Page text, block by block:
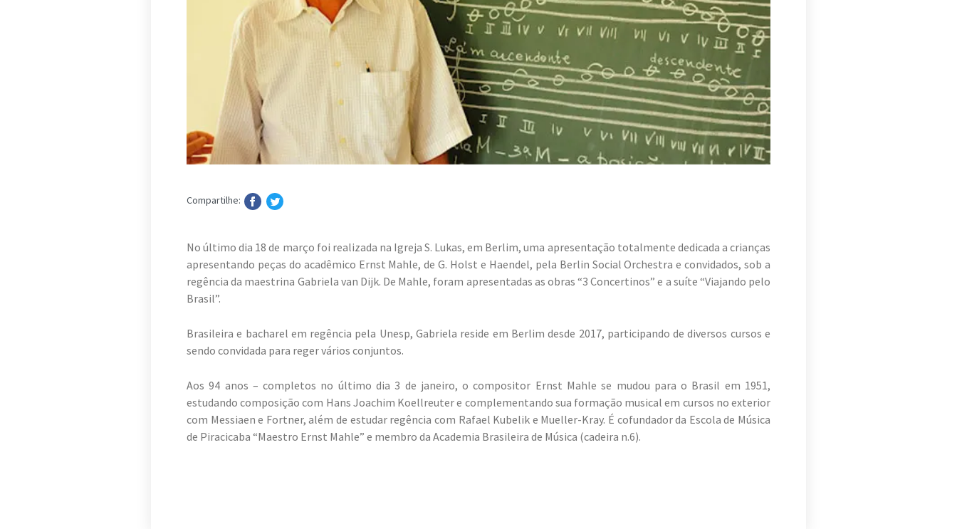
Compartilhe:
No último dia 18 de março foi realizada na Igreja S. Lukas, em Berlim, uma apresentação totalmente dedicada a crianças
apresentando peças do acadêmico Ernst Mahle, de G. Holst e Haendel, pela Berlin Social Orchestra e convidados, sob a
regência da maestrina Gabriela van Dijk. De Mahle, foram apresentadas as obras “3 Concertinos” e a suíte “Viajando pelo
Brasil”.
Brasileira e bacharel em regência pela Unesp, Gabriela reside em Berlim desde 2017, participando de diversos cursos e
sendo convidada para reger vários conjuntos.
Aos 94 anos – completos no último dia 3 de janeiro, o compositor Ernst Mahle se mudou para o Brasil em 1951,
estudando composição com Hans Joachim Koellreuter e complementando sua formação musical em cursos no exterior
com Messiaen e Fortner, além de estudar regência com Rafael Kubelik e Mueller-Kray. É cofundador da Escola de Música
de Piracicaba “Maestro Ernst Mahle” e membro da Academia Brasileira de Música (cadeira n.6).